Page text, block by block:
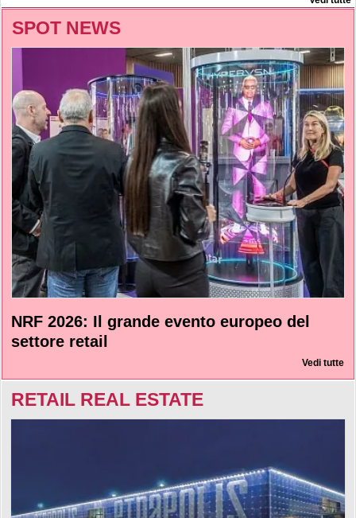
SPOT NEWS
NRF 2026: Il grande evento europeo del
settore retail
Vedi tutte
RETAIL REAL ESTATE